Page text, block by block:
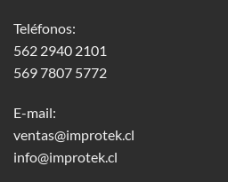
Teléfonos:
562 2940 2101
569 7807 5772
E-mail:
ventas@improtek.cl
info@improtek.cl